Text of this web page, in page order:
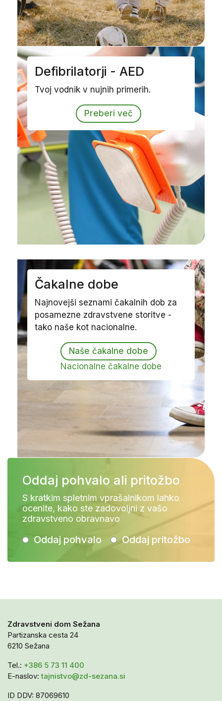
Defibrilatorji - AED
Tvoj vodnik v nujnih primerih.
Preberi več
Čakalne dobe
Najnovejši seznami čakalnih dob za
posamezne zdravstvene storitve -
tako naše kot nacionalne.
Naše čakalne dobe
Nacionalne čakalne dobe
Oddaj pohvalo ali pritožbo
S kratkim spletnim vprašalnikom lahko
ocenite, kako ste zadovoljni z vašo
zdravstveno obravnavo
Oddaj pohvalo Oddaj pritožbo
Zdravstveni dom Sežana
Partizanska cesta 24
6210 Sežana
Tel.: +386 5 73 11 400
E-naslov:tajnistvo@zd-sezana.si
ID DDV: 87069610